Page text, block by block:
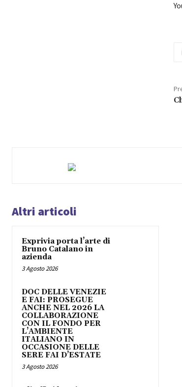
Altri articoli
Exprivia porta l’arte di
Bruno Catalano in
azienda
3 Agosto 2026
DOC DELLE VENEZIE
E FAI: PROSEGUE
ANCHE NEL 2026 LA
COLLABORAZIONE
CON IL FONDO PER
L’AMBIENTE
ITALIANO IN
OCCASIONE DELLE
SERE FAI D’ESTATE
3 Agosto 2026